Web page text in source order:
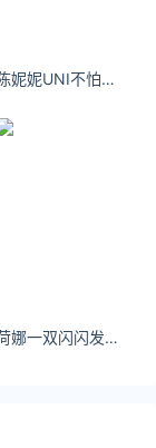
陈妮妮UNI不怕路长，只怕志短。
荷娜一双闪闪发光的大眼睛看起来很有神韵。